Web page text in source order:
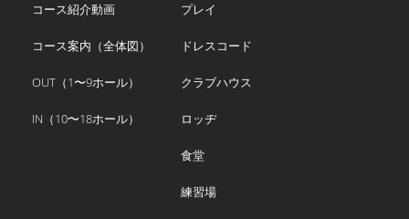
コース紹介動画
コース案内（全体図）
OUT（1〜9ホール）
IN（10〜18ホール）
プレイ
ドレスコード
クラブハウス
ロッヂ
食堂
練習場